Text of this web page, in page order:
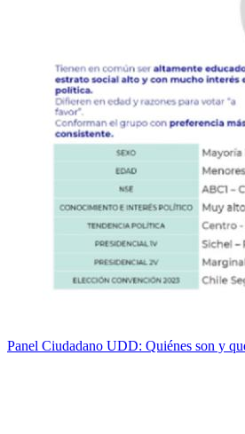
Panel Ciudadano UDD: Quiénes son y